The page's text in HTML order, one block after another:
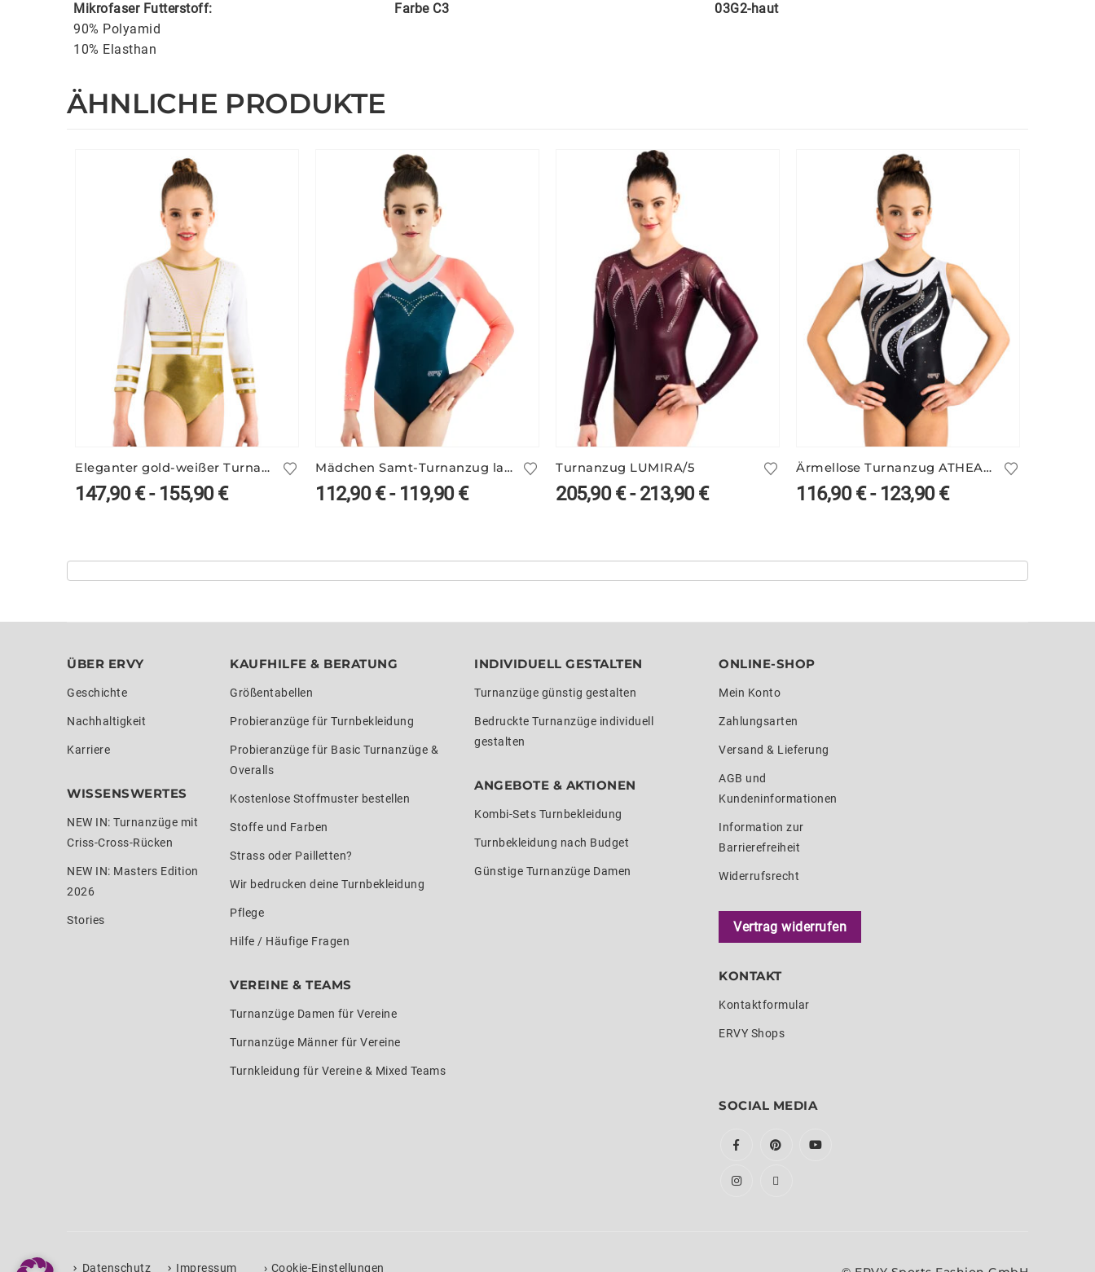
Mikrofaser Futterstoff:
90% Polyamid
10% Elasthan
Farbe C3 03G2-haut
ÄHNLICHE PRODUKTE
Eleganter gold-weißer Turnanzug ANIKE/1
147,90€- 155,90€
Mädchen Samt-Turnanzug langarm ARIANA/3
112,90€- 119,90€
Turnanzug LUMIRA/5
205,90€-213,90€
Ärmellose Turnanzug ATHEA/5 – schwarz/weiß
116,90€- 123,90€
ÜBER ERVY
Geschichte
Nachhaltigkeit
Karriere
WISSENSWERTES
NEW IN: Turnanzüge mit
Criss-Cross-Rücken
NEW IN: Masters Edition
2026
Stories
KAUFHILFE & BERATUNG
Größentabellen
Probieranzüge für Turnbekleidung
Probieranzüge für Basic Turnanzüge &
Overalls
Kostenlose Stoffmuster bestellen
Stoffe und Farben
Strass oder Pailletten?
Wir bedrucken deine Turnbekleidung
Pflege
Hilfe / Häufige Fragen
VEREINE & TEAMS
Turnanzüge Damen für Vereine
Turnanzüge Männer für Vereine
Turnkleidung für Vereine & Mixed Teams
INDIVIDUELL GESTALTEN
Turnanzüge günstig gestalten
Bedruckte Turnanzüge individuell
gestalten
ANGEBOTE & AKTIONEN
Kombi-Sets Turnbekleidung
Turnbekleidung nach Budget
Günstige Turnanzüge Damen
ONLINE-SHOP
Mein Konto
Zahlungsarten
Versand & Lieferung
AGB und
Kundeninformationen
Information zur
Barrierefreiheit
Widerrufsrecht
Vertrag widerrufen
KONTAKT
Kontaktformular
ERVY Shops
SOCIAL MEDIA
Datenschutz Impressum › Cookie-Einstellungen